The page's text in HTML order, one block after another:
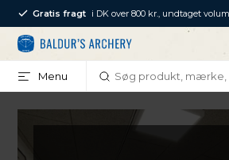
Gratis fragt i DK over 800 kr., undtaget
Menu